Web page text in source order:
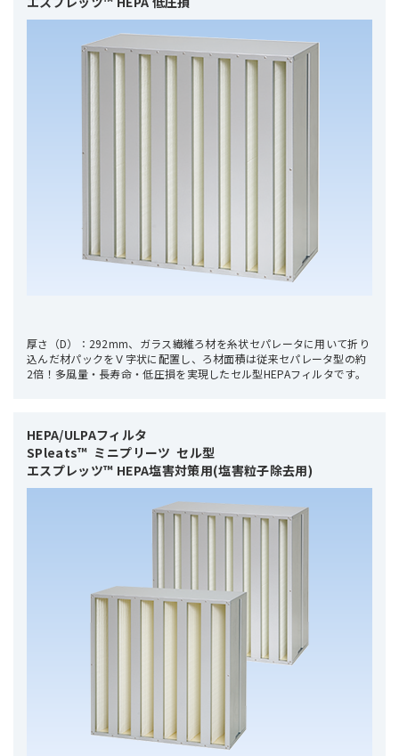
厚さ（D）：292mm、ガラス繊維ろ材を糸状セパレータに用いて折り
込んだ材パックをＶ字状に配置し、ろ材面積は従来セパレータ型の約
2倍！多風量・長寿命・低圧損を実現したセル型HEPAフィルタです。
HEPA/ULPAフィルタ
SPleats™  ミニプリーツ  セル型
エスプレッツ™ HEPA塩害対策用(塩害粒子除去用)